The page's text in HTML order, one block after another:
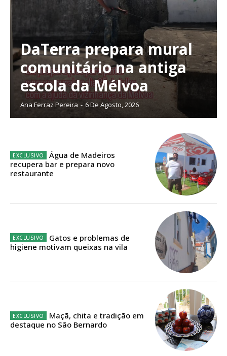
Planos de Assinatura
Faça-se assinante do Região de Cister e ajude-nos a manter este serviço
público!
Sendo assinante terá acesso a todos os conteúdos exclusivos e versões
12 meses
DaTerra prepara mural
comunitário na antiga
escola da Mélvoa
Ana Ferraz Pereira - 6 De Agosto, 2026
Água de Madeiros
recupera bar e prepara novo
restaurante
Gatos e problemas de
higiene motivam queixas na vila
Maçã, chita e tradição em
destaque no São Bernardo